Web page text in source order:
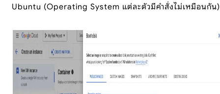
Ubuntu (Operating System แต่ละตัวมีคำสั่งไม่เหมือนกัน)